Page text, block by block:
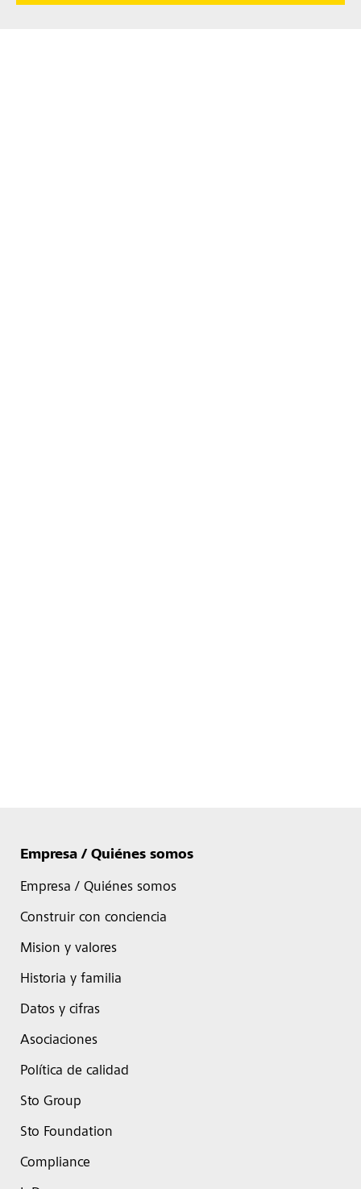
Empresa / Quiénes somos
Empresa / Quiénes somos
Construir con conciencia
Mision y valores
Historia y familia
Datos y cifras
Asociaciones
Política de calidad
Sto Group
Sto Foundation
Compliance